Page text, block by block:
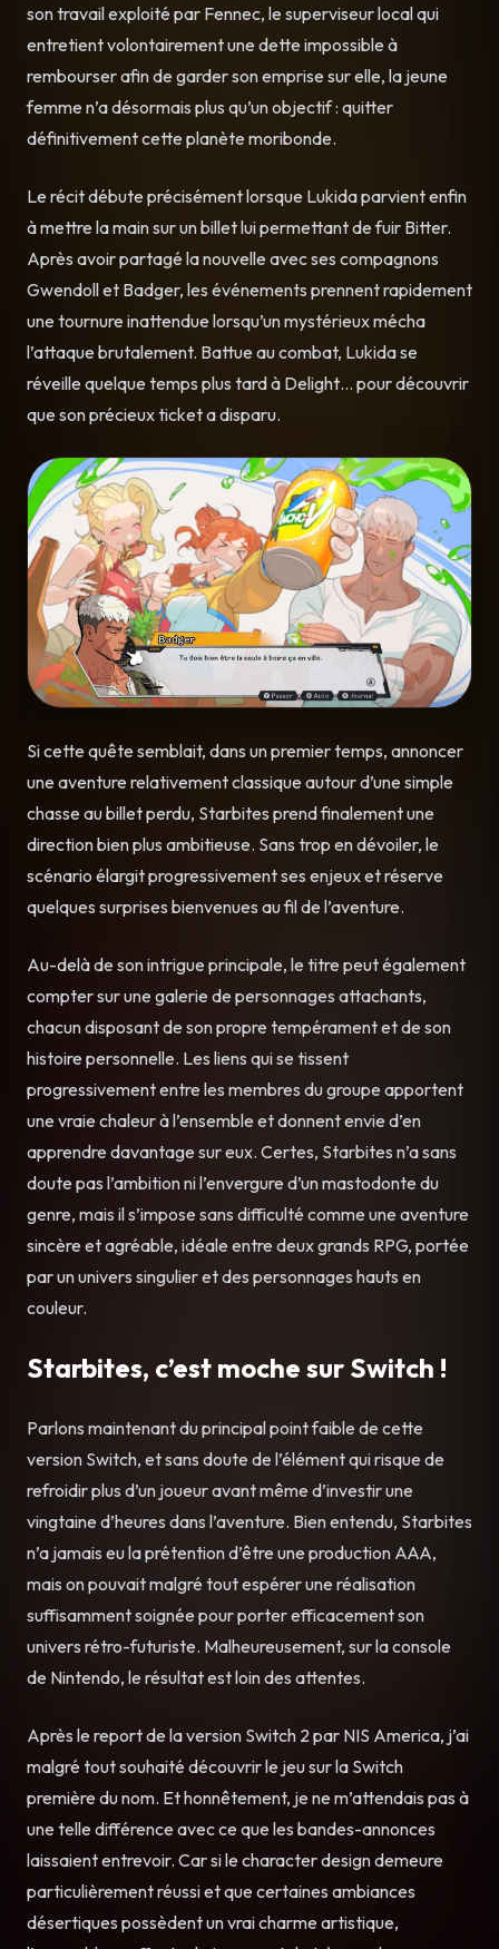
son travail exploité par Fennec, le superviseur local qui
entretient volontairement une dette impossible à
rembourser afin de garder son emprise sur elle, la jeune
femme n’a désormais plus qu’un objectif : quitter
définitivement cette planète moribonde.
Le récit débute précisément lorsque Lukida parvient enfin
à mettre la main sur un billet lui permettant de fuir Bitter.
Après avoir partagé la nouvelle avec ses compagnons
Gwendoll et Badger, les événements prennent rapidement
une tournure inattendue lorsqu’un mystérieux mécha
l’attaque brutalement. Battue au combat, Lukida se
réveille quelque temps plus tard à Delight… pour découvrir
que son précieux ticket a disparu.
Si cette quête semblait, dans un premier temps, annoncer
une aventure relativement classique autour d’une simple
chasse au billet perdu, Starbites prend finalement une
direction bien plus ambitieuse. Sans trop en dévoiler, le
scénario élargit progressivement ses enjeux et réserve
quelques surprises bienvenues au fil de l’aventure.
Au-delà de son intrigue principale, le titre peut également
compter sur une galerie de personnages attachants,
chacun disposant de son propre tempérament et de son
histoire personnelle. Les liens qui se tissent
progressivement entre les membres du groupe apportent
une vraie chaleur à l’ensemble et donnent envie d’en
apprendre davantage sur eux. Certes, Starbites n’a sans
doute pas l’ambition ni l’envergure d’un mastodonte du
genre, mais il s’impose sans difficulté comme une aventure
sincère et agréable, idéale entre deux grands RPG, portée
par un univers singulier et des personnages hauts en
couleur.
Starbites, c’est moche sur Switch !
Parlons maintenant du principal point faible de cette
version Switch, et sans doute de l’élément qui risque de
refroidir plus d’un joueur avant même d’investir une
vingtaine d’heures dans l’aventure. Bien entendu, Starbites
n’a jamais eu la prétention d’être une production AAA,
mais on pouvait malgré tout espérer une réalisation
suffisamment soignée pour porter efficacement son
univers rétro-futuriste. Malheureusement, sur la console
de Nintendo, le résultat est loin des attentes.
Après le report de la version Switch 2 par NIS America, j’ai
malgré tout souhaité découvrir le jeu sur la Switch
première du nom. Et honnêtement, je ne m’attendais pas à
une telle différence avec ce que les bandes-annonces
laissaient entrevoir. Car si le character design demeure
particulièrement réussi et que certaines ambiances
désertiques possèdent un vrai charme artistique,